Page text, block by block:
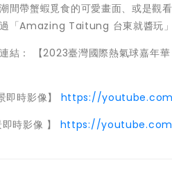
間帶蟹蝦覓食的可愛畫面、或是觀
「Amazing Taitung 台東就醬玩
結： 【2023臺灣國際熱氣球嘉年
即時影像】 https://
時影像 】 https://